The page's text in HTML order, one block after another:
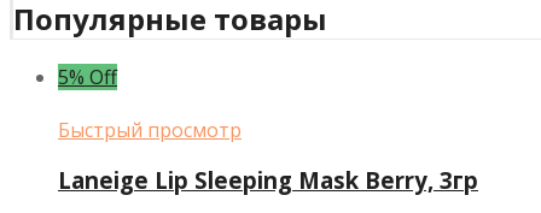
Популярные товары
5% Off
Быстрый просмотр
Laneige Lip Sleeping Mask Berry, 3гр